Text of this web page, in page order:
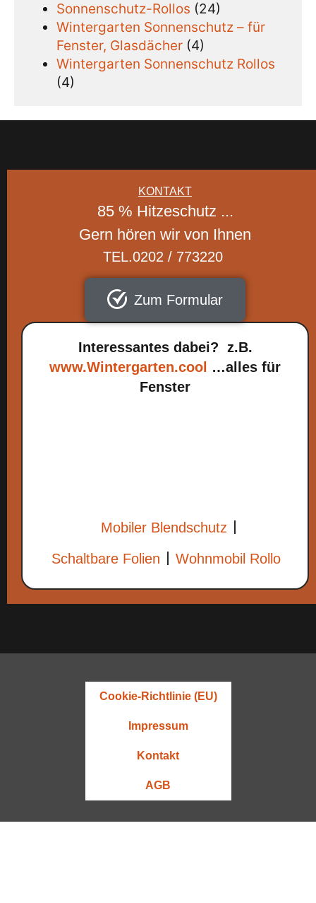
Sonnenschutz-Rollos (24)
Wintergarten Sonnenschutz – für
Fenster, Glasdächer (4)
Wintergarten Sonnenschutz Rollos
(4)
KONTAKT
85 % Hitzeschutz ...
Gern hören wir von Ihnen
TEL.0202 / 773220
Zum Formular
Interessantes dabei? z.B.
www.Wintergarten.cool …alles für
Fenster
Mobiler Blendschutz
Schaltbare Folien
Wohnmobil Rollo
Cookie-Richtlinie (EU)
Impressum
Kontakt
AGB